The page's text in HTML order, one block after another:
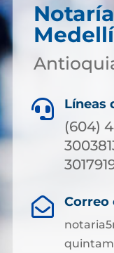
 Líneas
(604)
 Correo